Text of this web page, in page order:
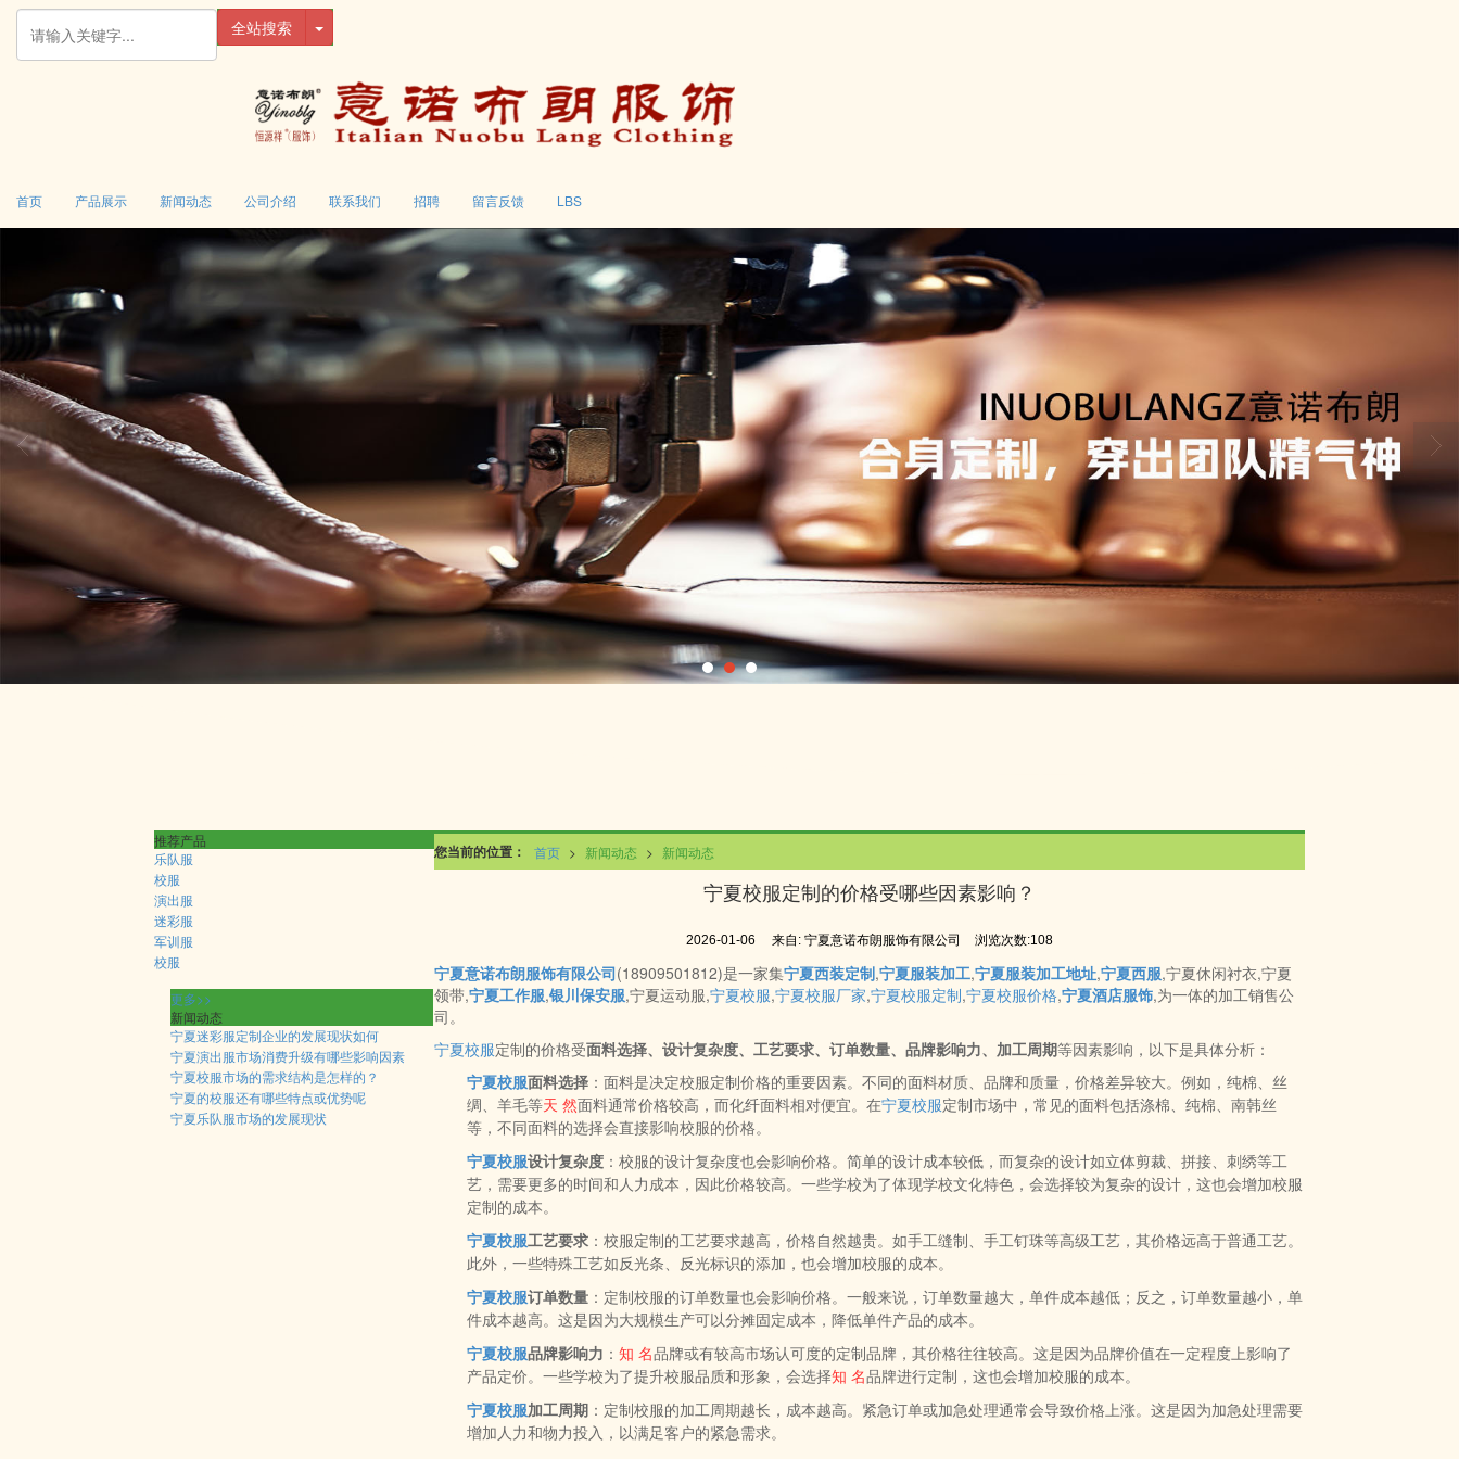
全站搜索
首页 产品展示 新闻动态 公司介绍 联系我们 招聘 留言反馈 LBS
您当前的位置： 首页 > 新闻动态 > 新闻动态
宁夏校服定制的价格受哪些因素影响？
2026-01-06 来自: 宁夏意诺布朗服饰有限公司 浏览次数:108
宁夏意诺布朗服饰有限公司(18909501812)是一家集宁夏西装定制,宁夏服装加工,宁夏服装加工地址,宁夏西服,宁夏休闲衬衣,宁夏
领带,宁夏工作服,银川保安服,宁夏运动服,宁夏校服,宁夏校服厂家,宁夏校服定制,宁夏校服价格,宁夏酒店服饰,为一体的加工销售公
司。
宁夏校服定制的价格受面料选择、设计复杂度、工艺要求、订单数量、品牌影响力、加工周期等因素影响，以下是具体分析：
宁夏校服面料选择：面料是决定校服定制价格的重要因素。不同的面料材质、品牌和质量，价格差异较大。例如，纯棉、丝
绸、羊毛等天 然面料通常价格较高，而化纤面料相对便宜。在宁夏校服定制市场中，常见的面料包括涤棉、纯棉、南韩丝
等，不同面料的选择会直接影响校服的价格。
宁夏校服设计复杂度：校服的设计复杂度也会影响价格。简单的设计成本较低，而复杂的设计如立体剪裁、拼接、刺绣等工
艺，需要更多的时间和人力成本，因此价格较高。一些学校为了体现学校文化特色，会选择较为复杂的设计，这也会增加校服
定制的成本。
宁夏校服工艺要求：校服定制的工艺要求越高，价格自然越贵。如手工缝制、手工钉珠等高级工艺，其价格远高于普通工艺。
此外，一些特殊工艺如反光条、反光标识的添加，也会增加校服的成本。
宁夏校服订单数量：定制校服的订单数量也会影响价格。一般来说，订单数量越大，单件成本越低；反之，订单数量越小，单
件成本越高。这是因为大规模生产可以分摊固定成本，降低单件产品的成本。
宁夏校服品牌影响力 ： 知 名品牌或有较高市场认可度的定制品牌，其价格往往较高。这是因为品牌价值在一定程度上影响了
产品定价。一些学校为了提升校服品质和形象，会选择知 名品牌进行定制，这也会增加校服的成本。
宁夏校服加工周期：定制校服的加工周期越长，成本越高。紧急订单或加急处理通常会导致价格上涨。这是因为加急处理需要
增加人力和物力投入，以满足客户的紧急需求。
推荐产品
乐队服
校服
演出服
迷彩服
军训服
校服
更多>>
新闻动态
宁夏迷彩服定制企业的发展现状如何
宁夏演出服市场消费升级有哪些影响因素
宁夏校服市场的需求结构是怎样的？
宁夏的校服还有哪些特点或优势呢
宁夏乐队服市场的发展现状